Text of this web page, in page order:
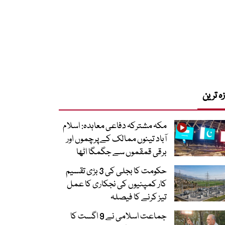
ترین
مکہ مشترکہ دفاعی معاہدہ: اسلام
آباد تینوں ممالک کے پرچموں اور
برقی قمقموں سے جگمگا اٹھا
حکومت کا بجلی کی 3 بڑی تقسیم
کار کمپنیوں کی نجکاری کا عمل
تیز کرنے کا فیصلہ
جماعت اسلامی نے 9 اگست کا